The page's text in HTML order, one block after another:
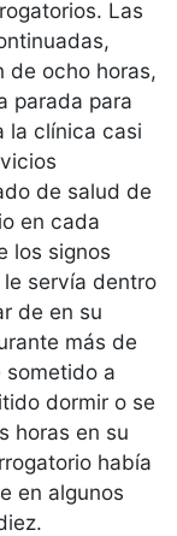
Las
de ocho horas,
parada para
la clínica casi
de salud de
en cada
los signos
servía dentro
de en su
más de
sometido a
dormir o se
horas en su
había
en algunos